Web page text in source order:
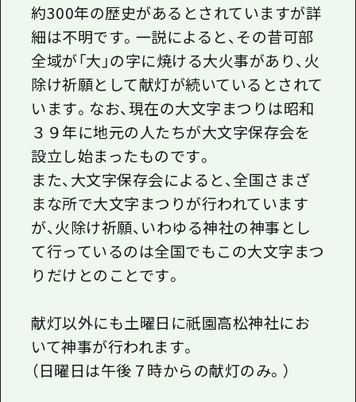
約300年の歴史があるとされていますが詳
細は不明です。一説によると、その昔可部
全域が「大」の字に焼ける大火事があり、火
除け祈願として献灯が続いているとされて
います。なお、現在の大文字まつりは昭和
３９年に地元の人たちが大文字保存会を
設立し始まったものです。
また、大文字保存会によると、全国さまざ
まな所で大文字まつりが行われています
が、火除け祈願、いわゆる神社の神事とし
て行っているのは全国でもこの大文字まつ
りだけとのことです。
献灯以外にも土曜日に祇園高松神社にお
いて神事が行われます。
（日曜日は午後７時からの献灯のみ。）